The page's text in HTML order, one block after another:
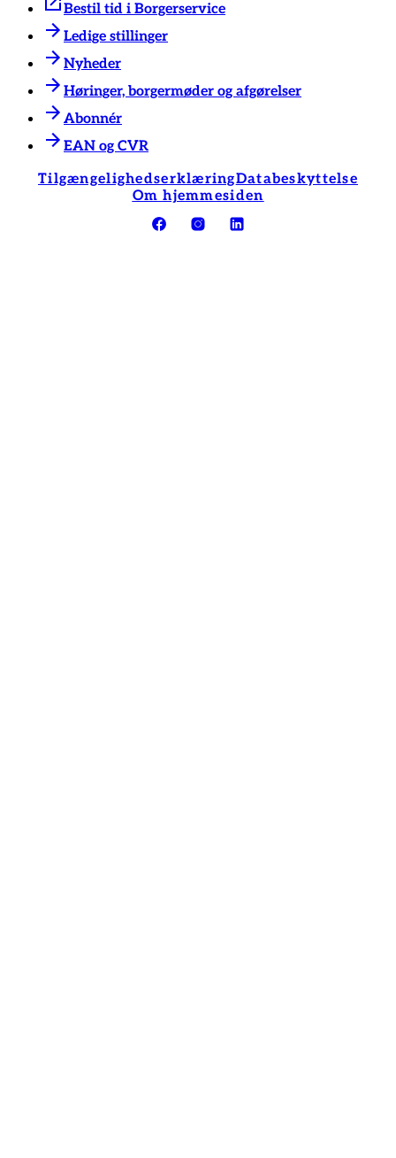
Bestil tid i Borgerservice
Ledige stillinger
Nyheder
Høringer, borgermøder og afgørelser
Abonnér
EAN og CVR
TilgængelighedserklæringDatabeskyttelse
Om hjemmesiden